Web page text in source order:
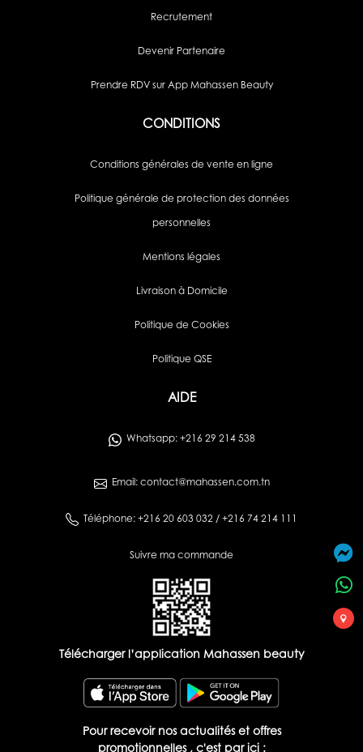
Recrutement
Devenir Partenaire
Prendre RDV sur App Mahassen Beauty
CONDITIONS
Conditions générales de vente en ligne
Politique générale de protection des données
personnelles
Mentions légales
Livraison à Domicile
Politique de Cookies
Politique QSE
AIDE
Whatsapp: +216 29 214 538
Email: contact@mahassen.com.tn
Téléphone: +216 20 603 032 / +216 74 214 111
Suivre ma commande
Télécharger l’application Mahassen beauty
Pour recevoir nos actualités et offres
promotionnelles , c'est par ici :